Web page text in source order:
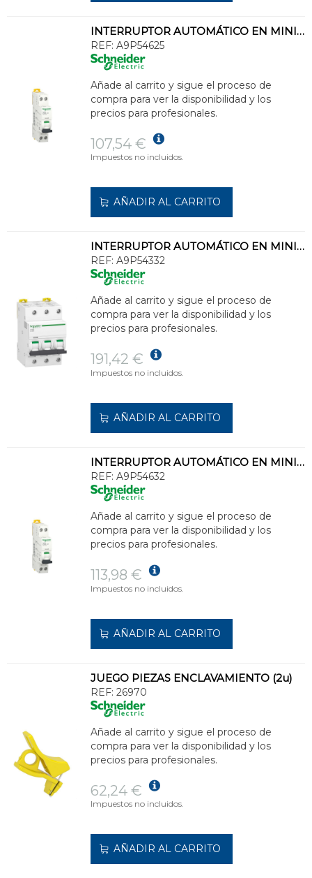
INTERRUPTOR AUTOMÁTICO EN MINIATURA ACTI 9 IC40N 1PN C 25A 6000A/10kA
REF: A9P54625
Añade al carrito y sigue el proceso de
compra para ver la disponibilidad y los
precios para profesionales.
107,54 €
Impuestos no incluidos.
AÑADIR AL CARRITO
INTERRUPTOR AUTOMÁTICO EN MINIATURA ACTI 9 IC40N 3P C 32A 6000A/10kA
REF: A9P54332
Añade al carrito y sigue el proceso de
compra para ver la disponibilidad y los
precios para profesionales.
191,42 €
Impuestos no incluidos.
AÑADIR AL CARRITO
INTERRUPTOR AUTOMÁTICO EN MINIATURA ACTI 9 IC40N 1PN C 32A 6000A/10kA
REF: A9P54632
Añade al carrito y sigue el proceso de
compra para ver la disponibilidad y los
precios para profesionales.
113,98 €
Impuestos no incluidos.
AÑADIR AL CARRITO
JUEGO PIEZAS ENCLAVAMIENTO (2u)
REF: 26970
Añade al carrito y sigue el proceso de
compra para ver la disponibilidad y los
precios para profesionales.
62,24 €
Impuestos no incluidos.
AÑADIR AL CARRITO